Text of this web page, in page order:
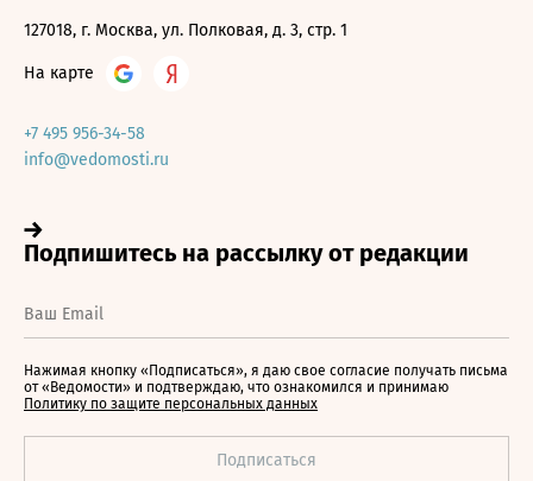
127018, г. Москва, ул. Полковая, д. 3, стр. 1
На карте
+7 495 956-34-58
info@vedomosti.ru
Нажимая кнопку «Подписаться», я даю свое согласие получать письма
от «Ведомости» и подтверждаю, что ознакомился и принимаю
Политику по защите персональных данных